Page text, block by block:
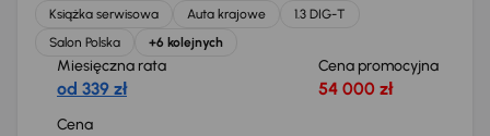
Książka serwisowa Auta krajowe
1.3 DIG-T
Salon Polska
+6 kolejnych
Miesięczna rata
od 339 zł
Cena promocyjna
54 000 zł
Cena